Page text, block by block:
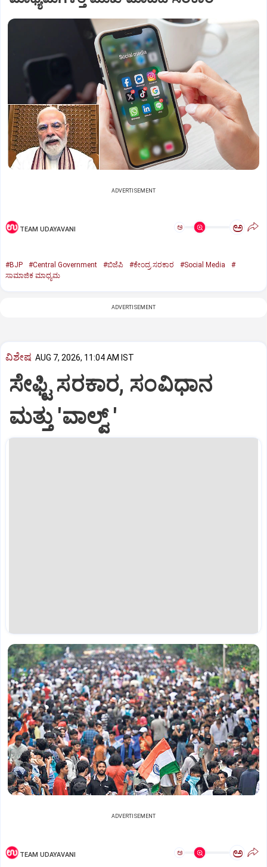
ADVERTISEMENT
TEAM UDAYAVANI ಅ ಅ
#BJP #Central Government #ಬಿಜೆಪಿ #ಕೇಂದ್ರ ಸರಕಾರ #Social Media
#
ಸಾಮಾಜಿಕ ಮಾಧ್ಯಮ
ADVERTISEMENT
ವಿಶೇಷ AUG 7, 2026, 11:04 AM IST
ಸೇಫ್ಟಿ ಸರಕಾರ, ಸಂವಿಧಾನ
ಮತ್ತು 'ವಾಲ್ವ್ '
ADVERTISEMENT
TEAM UDAYAVANI ಅ ಅ